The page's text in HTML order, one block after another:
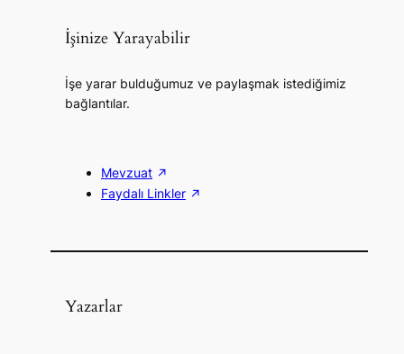
İşinize Yarayabilir
İşe yarar bulduğumuz ve paylaşmak istediğimiz
bağlantılar.
Mevzuat
Faydalı Linkler
Yazarlar